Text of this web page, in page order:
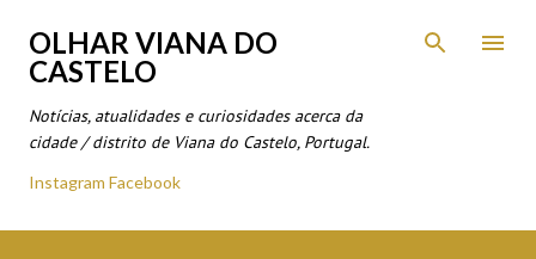
Avançar para o conteúdo principal
OLHAR VIANA DO
CASTELO
Notícias, atualidades e curiosidades acerca da
cidade / distrito de Viana do Castelo, Portugal.
Instagram Facebook